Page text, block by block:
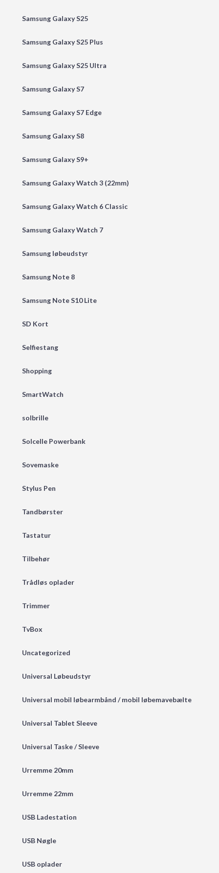
Samsung Galaxy S25
Samsung Galaxy S25 Plus
Samsung Galaxy S25 Ultra
Samsung Galaxy S7
Samsung Galaxy S7 Edge
Samsung Galaxy S8
Samsung Galaxy S9+
Samsung Galaxy Watch 3 (22mm)
Samsung Galaxy Watch 6 Classic
Samsung Galaxy Watch 7
Samsung løbeudstyr
Samsung Note 8
Samsung Note S10 Lite
SD Kort
Selfiestang
Shopping
SmartWatch
solbrille
Solcelle Powerbank
Sovemaske
Stylus Pen
Tandbørster
Tastatur
Tilbehør
Trådløs oplader
Trimmer
TvBox
Uncategorized
Universal Løbeudstyr
Universal mobil løbearmbånd / mobil løbemavebælte
Universal Tablet Sleeve
Universal Taske / Sleeve
Urremme 20mm
Urremme 22mm
USB Ladestation
USB Nøgle
USB oplader